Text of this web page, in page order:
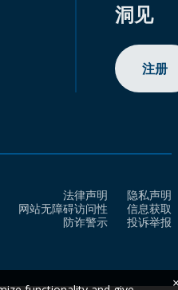
洞见
注册
法律声明
隐私声明
网站无障碍访问性
信息获取
防诈警示
投诉举报